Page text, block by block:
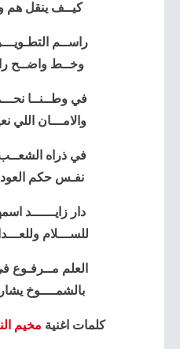
كيــف ينقل هم
راســم
وخــط واضــح
في وطــنــا
والامـــان اللي
في ذراه
نفـس حكم
دار زايــــــد
للســـلام
العلم مــرفـوع
بالشمــــوخ
كلمات اغنية مخيم